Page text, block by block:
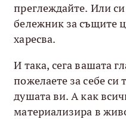
преглеждайте. Или
бележник за същите
харесва.
И така, сега вашата
пожелаете за себе си
душата ви. А как
материализира в